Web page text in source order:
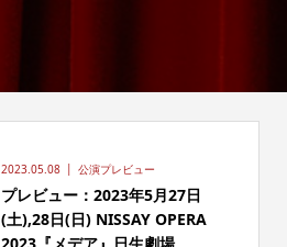
2023.05.08 公演プレビュー
プレビュー：2023年5月27日
(土),28日(日) NISSAY OPERA
2023『メデア』日生劇場